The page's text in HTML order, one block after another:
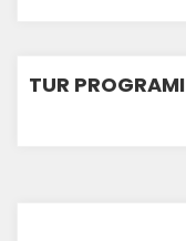
TUR PROGRAMI